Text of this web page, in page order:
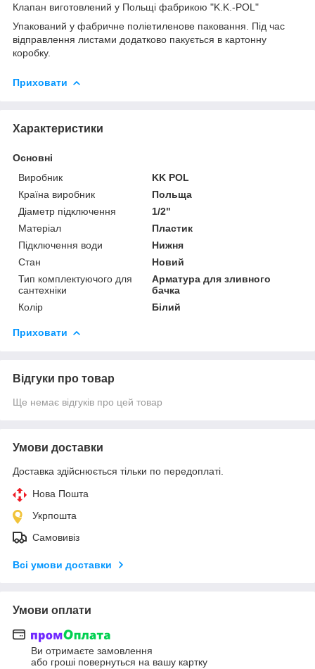
Клапан виготовлений у Польщі фабрикою "K.K.-POL"
Упакований у фабричне поліетиленове паковання. Під час
відправлення листами додатково пакується в картонну
коробку.
Приховати
Характеристики
Основні
Виробник
KK POL
Країна виробник
Польща
Діаметр підключення
1/2"
Матеріал
Пластик
Підключення води
Нижня
Стан
Новий
Тип комплектуючого для
сантехніки
Арматура для зливного
бачка
Колір
Білий
Приховати
Відгуки про товар
Ще немає відгуків про цей товар
Умови доставки
Доставка здійснюється тільки по передоплаті.
Нова Пошта
Укрпошта
Самовивіз
Всі умови доставки
Умови оплати
Ви отримаєте замовлення
або гроші повернуться на вашу картку